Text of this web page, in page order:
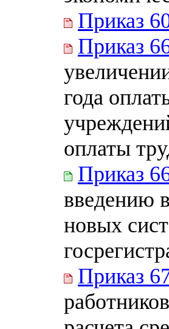
Приказ
Приказ
года
оплаты
Приказ
введению
новых
Приказ